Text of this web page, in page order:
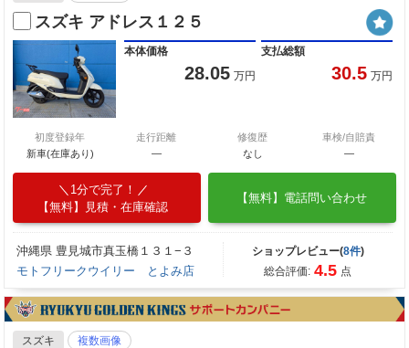
スズキ アドレス１２５
本体価格
28.05 万円
支払総額
30.5 万円
初度登録年
新車(在庫あり)
走行距離
―
修復歴
なし
車検/自賠責
―
1分で完了！
【無料】見積・在庫確認
【無料】電話問い合わせ
沖縄県 豊見城市真玉橋１３１−３
モトフリークウイリー とよみ店
ショップレビュー(8件)
総合評価: 4.5 点
スズキ 複数画像